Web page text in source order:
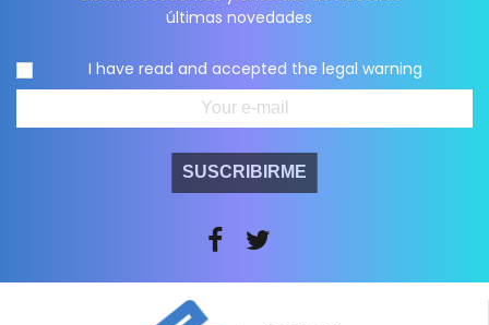
últimas novedades
I have read and accepted the legal warning
SUSCRIBIRME